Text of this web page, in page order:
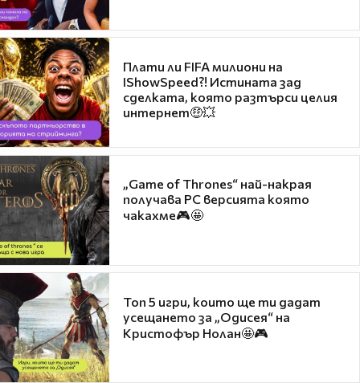
Плати ли FIFA милиони на
IShowSpeed?! Истината зад
сделката, която разтърси целия
интернет🤑💥
„Game of Thrones“ най-накрая
получава PC версията която
чакахме🎮🤩
Топ 5 игри, които ще ти дадат
усещането за „Одисея“ на
Кристофър Нолан🤩🎮